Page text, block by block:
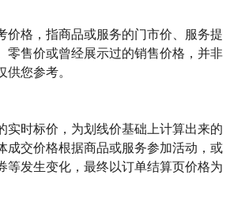
价格，指商品或服务的门市价、服务提
零售价或曾经展示过的销售价格，并非
您参考。
实时标价，为划线价基础上计算出来的
成交价格根据商品或服务参加活动，或
等发生变化，最终以订单结算页价格为